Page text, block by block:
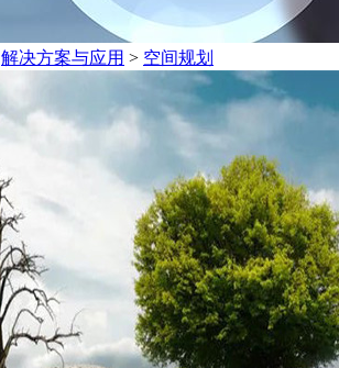
解决方案与应用 > 空间规划